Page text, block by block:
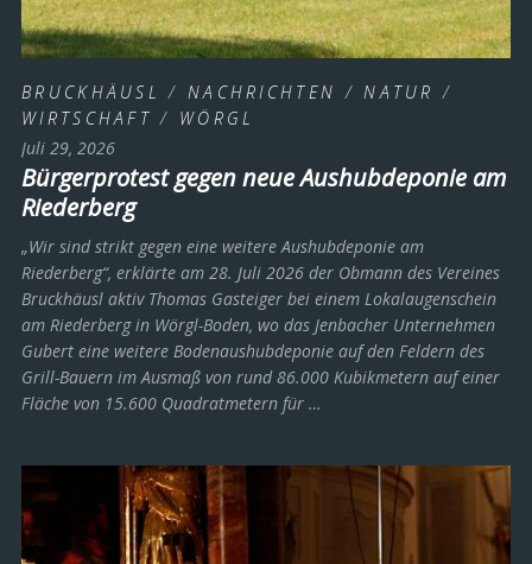
BRUCKHÄUSL / NACHRICHTEN /NATUR /
WIRTSCHAFT / WÖRGL
Juli 29, 2026
Bürgerprotest gegen neue Aushubdeponie am
Riederberg
„Wir sind strikt gegen eine weitere Aushubdeponie am
Riederberg“, erklärte am 28. Juli 2026 der Obmann des Vereines
Bruckhäusl aktiv Thomas Gasteiger bei einem Lokalaugenschein
am Riederberg in Wörgl-Boden, wo das Jenbacher Unternehmen
Gubert eine weitere Bodenaushubdeponie auf den Feldern des
Grill-Bauern im Ausmaß von rund 86.000 Kubikmetern auf einer
Fläche von 15.600 Quadratmetern für …